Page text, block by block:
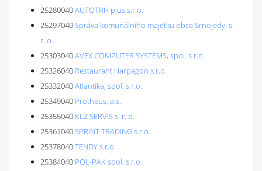
25280040AUTOTRH plus s.r.o.
25297040Správa komunálního majetku obce Srnojedy, s.
r. o.
25303040AVEX COMPUTER SYSTEMS, spol. s r.o.
25326040 Restaurant Harpagon s.r.o.
25332040Atlantika, spol. s r.o.
25349040 Protheus, a.s.
25355040 KLZ SERVIS s. r. o.
25361040SPRINT TRADING s.r.o.
25378040TENDY s.r.o.
25384040 POL-PAK spol. s.r.o.